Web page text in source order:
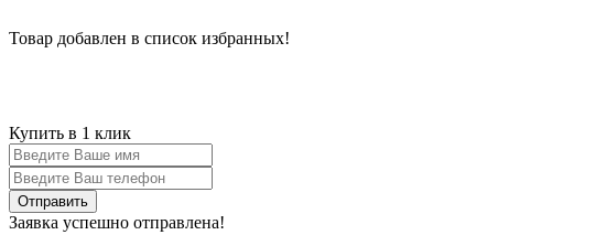
Товар добавлен в список избранных!
Купить в 1 клик
Заявка успешно отправлена!